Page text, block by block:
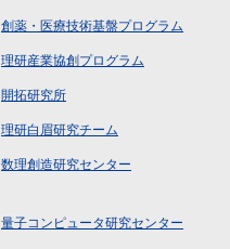
創薬・医療技術基盤プログラム
理研産業協創プログラム
開拓研究所
理研白眉研究チーム
数理創造研究センター
量子コンピュータ研究センター